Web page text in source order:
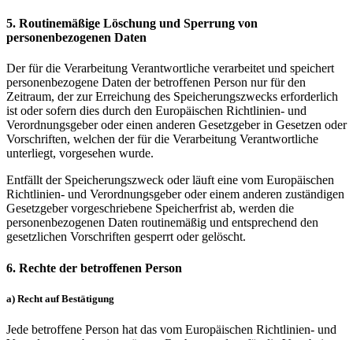
5. Routinemäßige Löschung und Sperrung von
personenbezogenen Daten
Der für die Verarbeitung Verantwortliche verarbeitet und speichert
personenbezogene Daten der betroffenen Person nur für den
Zeitraum, der zur Erreichung des Speicherungszwecks erforderlich
ist oder sofern dies durch den Europäischen Richtlinien- und
Verordnungsgeber oder einen anderen Gesetzgeber in Gesetzen oder
Vorschriften, welchen der für die Verarbeitung Verantwortliche
unterliegt, vorgesehen wurde.
Entfällt der Speicherungszweck oder läuft eine vom Europäischen
Richtlinien- und Verordnungsgeber oder einem anderen zuständigen
Gesetzgeber vorgeschriebene Speicherfrist ab, werden die
personenbezogenen Daten routinemäßig und entsprechend den
gesetzlichen Vorschriften gesperrt oder gelöscht.
6. Rechte der betroffenen Person
a) Recht auf Bestätigung
Jede betroffene Person hat das vom Europäischen Richtlinien- und